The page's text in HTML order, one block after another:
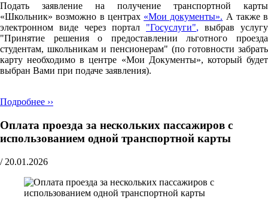
Подать заявление на получение транспортной карты
«Школьник» возможно в центрах «Мои документы». А также в
электронном виде через портал "Госуслуги", выбрав услугу
"Принятие решения о предоставлении льготного проезда
студентам, школьникам и пенсионерам" (по готовности забрать
карту необходимо в центре «Мои Документы», который будет
выбран Вами при подаче заявления).
Подробнее ››
Оплата проезда за нескольких пассажиров с
использованием одной транспортной карты
/ 20.01.2026